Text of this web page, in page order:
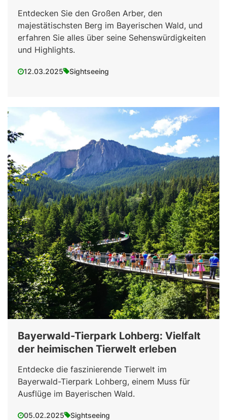
Entdecken Sie den Großen Arber, den
majestätischsten Berg im Bayerischen Wald, und
erfahren Sie alles über seine Sehenswürdigkeiten
und Highlights.
12.03.2025 Sightseeing
Bayerwald-Tierpark Lohberg: Vielfalt
der heimischen Tierwelt erleben
Entdecke die faszinierende Tierwelt im
Bayerwald-Tierpark Lohberg, einem Muss für
Ausflüge im Bayerischen Wald.
05.02.2025 Sightseeing